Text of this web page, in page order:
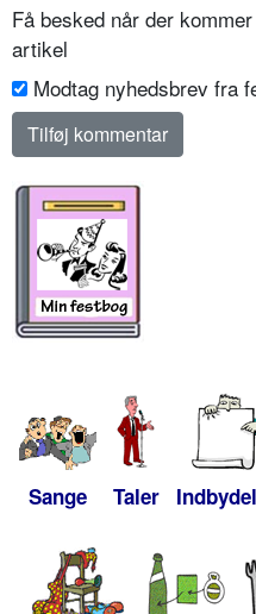
Få besked når der
artikel
Modtag nyhedsbrev fra
Sange Taler